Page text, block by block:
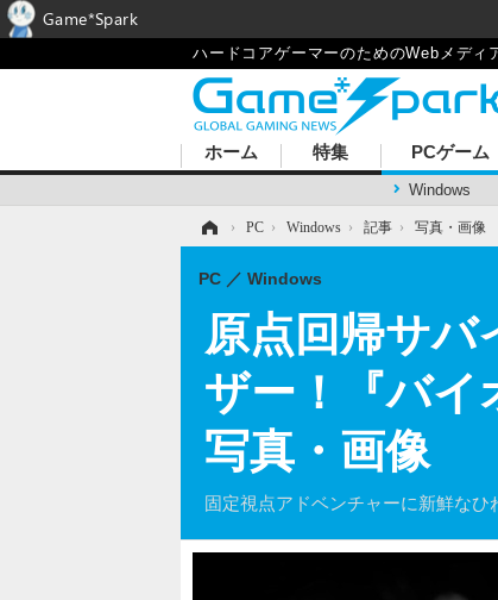
ハードコアゲーマーのためのWebメディ
ホーム 特集 PCゲーム
Windows
› PC › Windows › 記事 › 写真・画像
原点回帰サ
ザー！『バイ
写真・画像
固定視点アドベンチャーに新鮮なひ
PC Windows
Game*Spark